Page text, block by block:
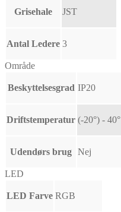
Grisehale JST
Antal Ledere 3
Område
Beskyttelsesgrad IP20
Driftstemperatur (-20°) - 40°
Udendørs brug Nej
LED
LED Farve RGB